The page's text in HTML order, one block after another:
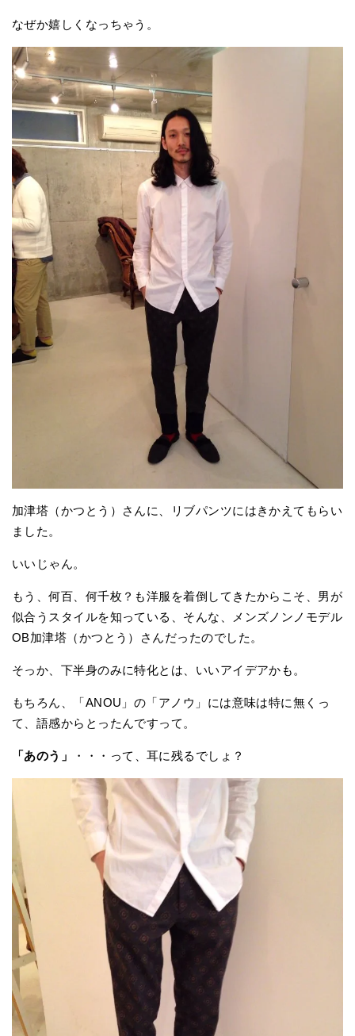
なぜか嬉しくなっちゃう。
加津塔（かつとう）さんに、リブパンツにはきかえてもらい
ました。
いいじゃん。
もう、何百、何千枚？も洋服を着倒してきたからこそ、男が
似合うスタイルを知っている、そんな、メンズノンノモデル
OB加津塔（かつとう）さんだったのでした。
そっか、下半身のみに特化とは、いいアイデアかも。
もちろん、「ANOU」の「アノウ」には意味は特に無くっ
て、語感からとったんですって。
「あのう」 ・・・って、耳に残るでしょ？